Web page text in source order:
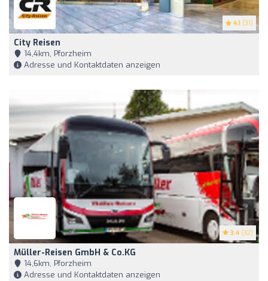
4.1 (31)
City Reisen
14,4km, Pforzheim
Adresse und Kontaktdaten anzeigen
3.4 (32)
Müller-Reisen GmbH & Co.KG
14,6km, Pforzheim
Adresse und Kontaktdaten anzeigen